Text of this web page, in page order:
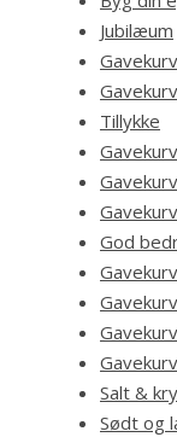
Jubilæum
Tillykke
God
Salt &
Sødt og